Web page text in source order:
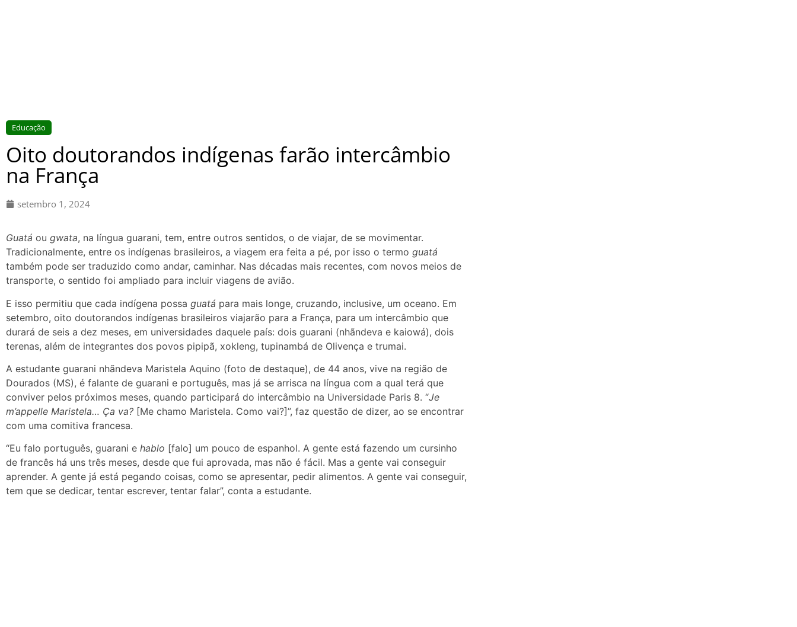
Educação
Oito doutorandos indígenas farão intercâmbio
na França
setembro 1, 2024
Guatá ou gwata, na língua guarani, tem, entre outros sentidos, o de viajar, de se movimentar.
Tradicionalmente, entre os indígenas brasileiros, a viagem era feita a pé, por isso o termo guatá
também pode ser traduzido como andar, caminhar. Nas décadas mais recentes, com novos meios de
transporte, o sentido foi ampliado para incluir viagens de avião.
E isso permitiu que cada indígena possa guatá para mais longe, cruzando, inclusive, um oceano. Em
setembro, oito doutorandos indígenas brasileiros viajarão para a França, para um intercâmbio que
durará de seis a dez meses, em universidades daquele país: dois guarani (nhãndeva e kaiowá), dois
terenas, além de integrantes dos povos pipipã, xokleng, tupinambá de Olivença e trumai.
A estudante guarani nhãndeva Maristela Aquino (foto de destaque), de 44 anos, vive na região de
Dourados (MS), é falante de guarani e português, mas já se arrisca na língua com a qual terá que
conviver pelos próximos meses, quando participará do intercâmbio na Universidade Paris 8. “Je
m’appelle Maristela… Ça va? [Me chamo Maristela. Como vai?]”, faz questão de dizer, ao se encontrar
com uma comitiva francesa.
“Eu falo português, guarani e hablo [falo] um pouco de espanhol. A gente está fazendo um cursinho
de francês há uns três meses, desde que fui aprovada, mas não é fácil. Mas a gente vai conseguir
aprender. A gente já está pegando coisas, como se apresentar, pedir alimentos. A gente vai conseguir,
tem que se dedicar, tentar escrever, tentar falar”, conta a estudante.